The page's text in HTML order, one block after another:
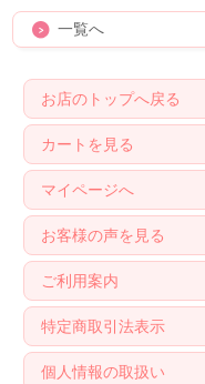
一覧へ
お店のトップへ戻る
カートを見る
マイページへ
お客様の声を見る
ご利用案内
特定商取引法表示
個人情報の取扱い